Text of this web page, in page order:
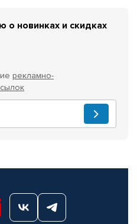
о новинках и скидках
рекламно-